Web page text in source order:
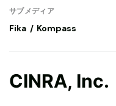
サブメディア
Fika Kompass
CINRA, Inc.